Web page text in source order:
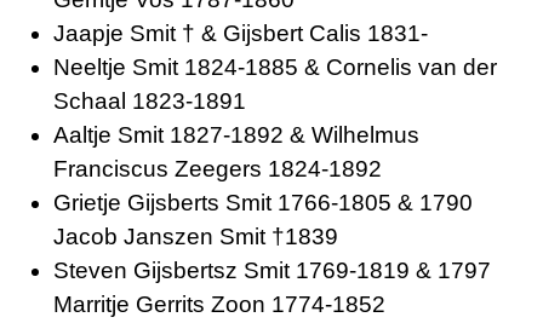
Jaapje Smit † & Gijsbert Calis 1831-
Neeltje Smit 1824-1885 & Cornelis van der
Schaal 1823-1891
Aaltje Smit 1827-1892 & Wilhelmus
Franciscus Zeegers 1824-1892
Grietje Gijsberts Smit 1766-1805 & 1790
Jacob Janszen Smit †1839
Steven Gijsbertsz Smit 1769-1819 & 1797
Marritje Gerrits Zoon 1774-1852